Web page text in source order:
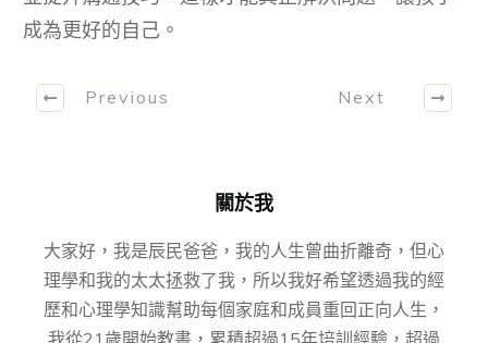
成為更好的自己。
Previous Next
關於我
大家好，我是辰民爸爸，我的人生曾曲折離奇，但心
理學和我的太太拯救了我，所以我好希望透過我的經
歷和心理學知識幫助每個家庭和成員重回正向人生，
我從21歲開始教書，累積超過15年培訓經驗，超過